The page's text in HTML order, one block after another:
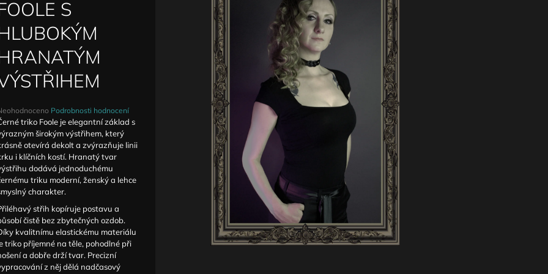
S
hvězdiček.
Podrobnosti hodnocení
triko Foole je elegantní základ s
širokým výstřihem, který
otevírá dekolt a zvýrazňuje linii
i klíčních kostí. Hranatý tvar
dodává jednoduchému
triku moderní, ženský a lehce
charakter.
střih kopíruje postavu a
čistě bez zbytečných ozdob.
kvalitnímu elastickému materiálu
triko příjemné na těle, pohodlné při
a dobře drží tvar. Precizní
z něj dělá nadčasový
590 Kč
1 690 Kč